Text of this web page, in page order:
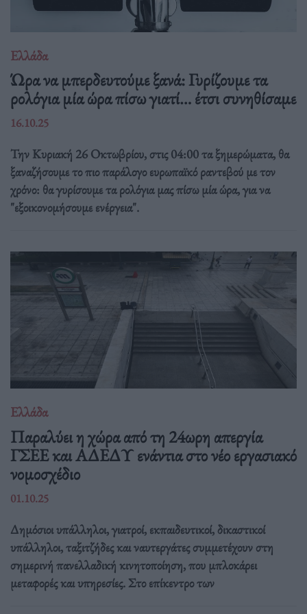
Ελλάδα
Ώρα να μπερδευτούμε ξανά: Γυρίζουμε τα
ρολόγια μία ώρα πίσω γιατί… έτσι συνηθίσαμε
16.10.25
Την Κυριακή 26 Οκτωβρίου, στις 04:00 τα ξημερώματα, θα
ξαναζήσουμε το πιο παράλογο ευρωπαϊκό ραντεβού με τον
χρόνο: θα γυρίσουμε τα ρολόγια μας πίσω μία ώρα, για να
"εξοικονομήσουμε ενέργεια".
Ελλάδα
Παραλύει η χώρα από τη 24ωρη απεργία
ΓΣΕΕ και ΑΔΕΔΥ ενάντια στο νέο εργασιακό
νομοσχέδιο
01.10.25
Δημόσιοι υπάλληλοι, γιατροί, εκπαιδευτικοί, δικαστικοί
υπάλληλοι, ταξιτζήδες και ναυτεργάτες συμμετέχουν στη
σημερινή πανελλαδική κινητοποίηση, που μπλοκάρει
μεταφορές και υπηρεσίες. Στο επίκεντρο των